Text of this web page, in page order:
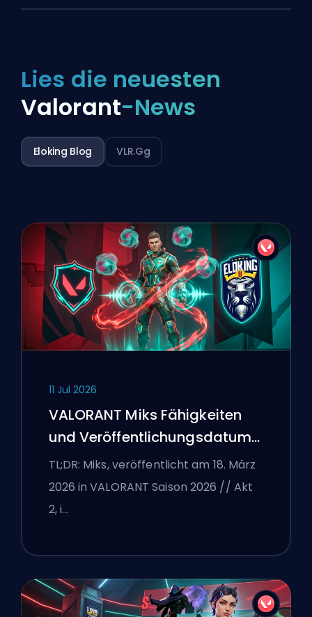
Lies die neuesten
Valorant-News
Eloking Blog VLR.gg
11 Jul 2026
VALORANT Miks Fähigkeiten
und Veröffentlichungsdatum
erklärt
TL;DR: Miks, veröffentlicht am 18. März
2026 in VALORANT Saison 2026 // Akt
2, i…